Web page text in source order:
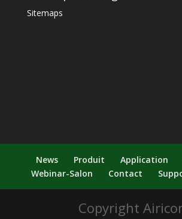
Sitemaps
News Produit Application
Webinar-Salon
Contact
Copyright